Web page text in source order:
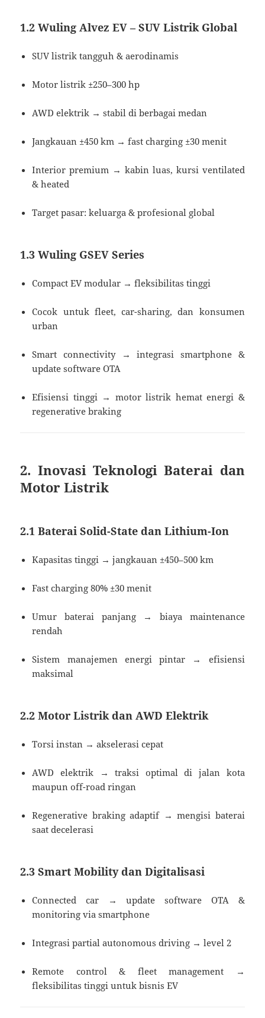
1.2 Wuling Alvez EV – SUV Listrik Global
SUV listrik tangguh & aerodinamis
Motor listrik ±250–300 hp
AWD elektrik → stabil di berbagai medan
Jangkauan ±450 km → fast charging ±30 menit
Interior premium → kabin luas, kursi ventilated
& heated
Target pasar: keluarga & profesional global
1.3 Wuling GSEV Series
Compact EV modular → fleksibilitas tinggi
Cocok untuk fleet, car-sharing, dan konsumen
urban
Smart connectivity → integrasi smartphone &
update software OTA
Efisiensi tinggi → motor listrik hemat energi &
regenerative braking
2. Inovasi Teknologi Baterai dan
Motor Listrik
2.1 Baterai Solid-State dan Lithium-Ion
Kapasitas tinggi → jangkauan ±450–500 km
Fast charging 80% ±30 menit
Umur baterai panjang → biaya maintenance
rendah
Sistem manajemen energi pintar → efisiensi
maksimal
2.2 Motor Listrik dan AWD Elektrik
Torsi instan → akselerasi cepat
AWD elektrik → traksi optimal di jalan kota
maupun off-road ringan
Regenerative braking adaptif → mengisi baterai
saat decelerasi
2.3 Smart Mobility dan Digitalisasi
Connected car → update software OTA &
monitoring via smartphone
Integrasi partial autonomous driving → level 2
Remote control & fleet management →
fleksibilitas tinggi untuk bisnis EV